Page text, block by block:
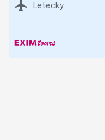
Letecky